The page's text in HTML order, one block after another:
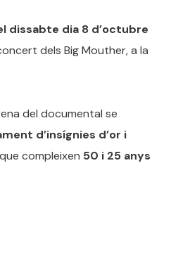
dissabte dia 8 d’octubre
dels Big Mouther, a la
del documental se
d’insígnies d’or i
compleixen 50 i 25 anys